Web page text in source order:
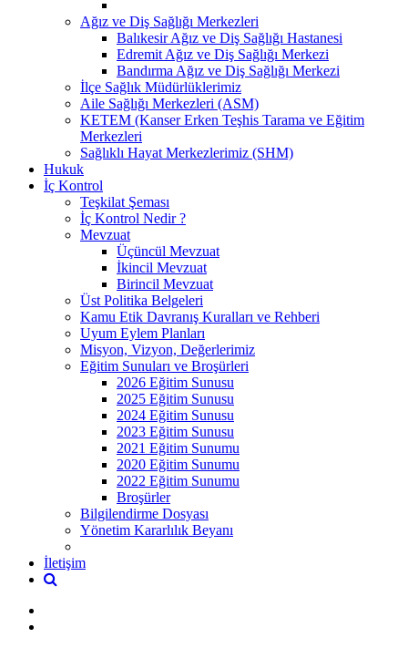
Ağız ve Diş Sağlığı Merkezleri
Balıkesir Ağız ve Diş Sağlığı Hastanesi
Edremit Ağız ve Diş Sağlığı Merkezi
Bandırma Ağız ve Diş Sağlığı Merkezi
İlçe Sağlık Müdürlüklerimiz
Aile Sağlığı Merkezleri (ASM)
KETEM (Kanser Erken Teşhis Tarama ve Eğitim
Merkezleri
Sağlıklı Hayat Merkezlerimiz (SHM)
Hukuk
İç Kontrol
Teşkilat Şeması
İç Kontrol Nedir ?
Mevzuat
Üçüncül Mevzuat
İkincil Mevzuat
Birincil Mevzuat
Üst Politika Belgeleri
Kamu Etik Davranış Kuralları ve Rehberi
Uyum Eylem Planları
Misyon, Vizyon, Değerlerimiz
Eğitim Sunuları ve Broşürleri
2026 Eğitim Sunusu
2025 Eğitim Sunusu
2024 Eğitim Sunusu
2023 Eğitim Sunusu
2021 Eğitim Sunumu
2020 Eğitim Sunumu
2022 Eğitim Sunumu
Broşürler
Bilgilendirme Dosyası
Yönetim Kararlılık Beyanı
İletişim